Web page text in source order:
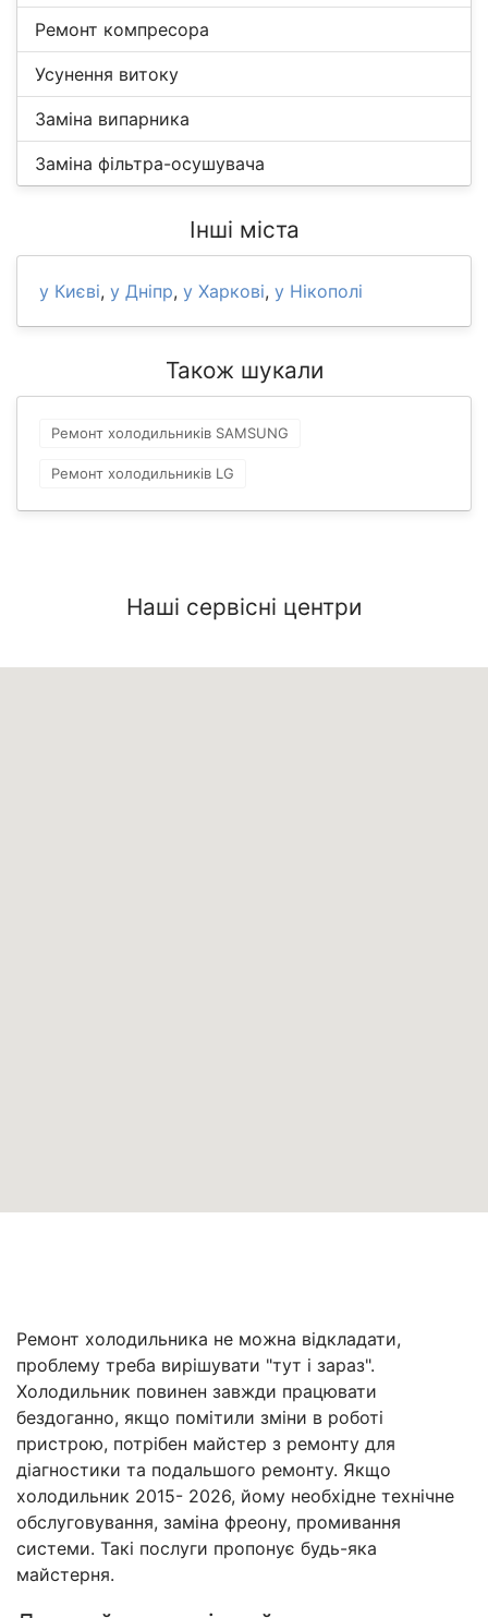
Ремонт компресора
Усунення витоку
Заміна випарника
Заміна фільтра-осушувача
Інші міста
у Києві, у Дніпр, у Харкові, у Нікополі
Також шукали
Ремонт холодильників SAMSUNG
Ремонт холодильників LG
Наші сервісні центри
Ремонт холодильника не можна відкладати,
проблему треба вирішувати "тут і зараз".
Холодильник повинен завжди працювати
бездоганно, якщо помітили зміни в роботі
пристрою, потрібен майстер з ремонту для
діагностики та подальшого ремонту. Якщо
холодильник 2015- 2026, йому необхідне технічне
обслуговування, заміна фреону, промивання
системи. Такі послуги пропонує будь-яка
майстерня.